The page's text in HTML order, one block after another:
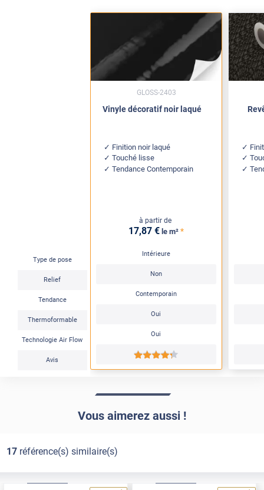
Type de pose
Relief
Tendance
Thermoformable
Technologie Air Flow
Avis
Vinyle décoratif noir laqué
Finition noir laqué
Touché lisse
Tendance Contemporain
à partir de
17,87 € le m² *
Intérieure
Non
Contemporain
Oui
Oui
*****
GLOSS-2403
Vous aimerez aussi !
17référence(s) similaire(s)